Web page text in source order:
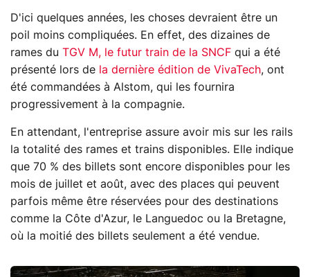
D'ici quelques années, les choses devraient être un
poil moins compliquées. En effet, des dizaines de
rames du TGV M, le futur train de la SNCF qui a été
présenté lors de la dernière édition de VivaTech, ont
été commandées à Alstom, qui les fournira
progressivement à la compagnie.
En attendant, l'entreprise assure avoir mis sur les rails
la totalité des rames et trains disponibles. Elle indique
que 70 % des billets sont encore disponibles pour les
mois de juillet et août, avec des places qui peuvent
parfois même être réservées pour des destinations
comme la Côte d'Azur, le Languedoc ou la Bretagne,
où la moitié des billets seulement a été vendue.